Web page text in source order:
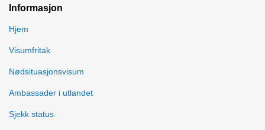
Informasjon
Hjem
Visumfritak
Nødsituasjonsvisum
Ambassader i utlandet
Sjekk status